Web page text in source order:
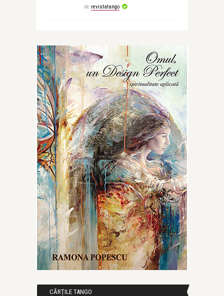
de revistatango
CĂRȚILE TANGO